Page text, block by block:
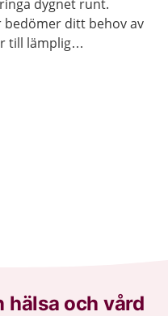
dygnet runt.
bedömer ditt behov av
till lämplig
hälsa och vård